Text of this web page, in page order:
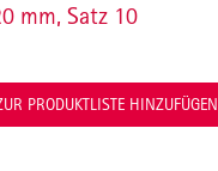
mm, Satz 10
PRODUKTLISTE HINZUFÜGEN